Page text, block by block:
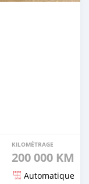
KILOMÉTRAGE
200 000 KM
Automatique